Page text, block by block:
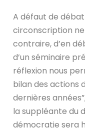
A défaut de
circonscription ne
contraire, d’en
d’un séminaire
réflexion nous
bilan des actions
dernières
la suppléante du
démocratie sera